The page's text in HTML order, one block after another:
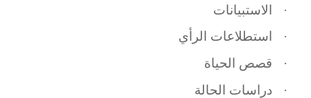
·
الاستبيانات
·
استطلاعات الرأي
·
قصص الحياة
·
دراسات الحالة